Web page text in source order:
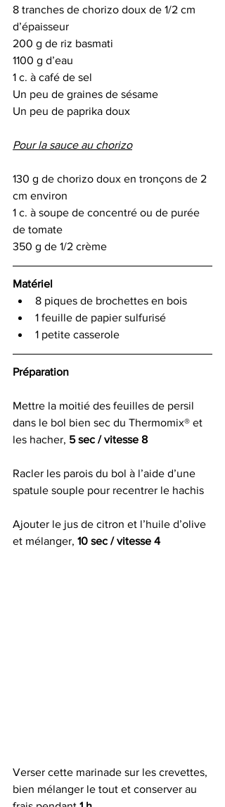
8 tranches de chorizo doux de 1/2 cm
d’épaisseur
200 g de riz basmati
1100 g d’eau
1 c. à café de sel
Un peu de graines de sésame
Un peu de paprika doux
Pour la sauce au chorizo
130 g de chorizo doux en tronçons de 2
cm environ
1 c. à soupe de concentré ou de purée
de tomate
350 g de 1/2 crème
Matériel
8 piques de brochettes en bois
1 feuille de papier sulfurisé
1 petite casserole
Préparation
Mettre la moitié des feuilles de persil
dans le bol bien sec du Thermomix® et
les hacher, 5 sec / vitesse 8
Racler les parois du bol à l’aide d’une
spatule souple pour recentrer le hachis
Ajouter le jus de citron et l’huile d’olive
et mélanger, 10 sec / vitesse 4
Verser cette marinade sur les crevettes,
bien mélanger le tout et conserver au